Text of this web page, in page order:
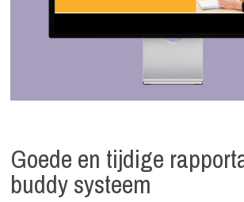
Goede en tijdige
buddy systeem